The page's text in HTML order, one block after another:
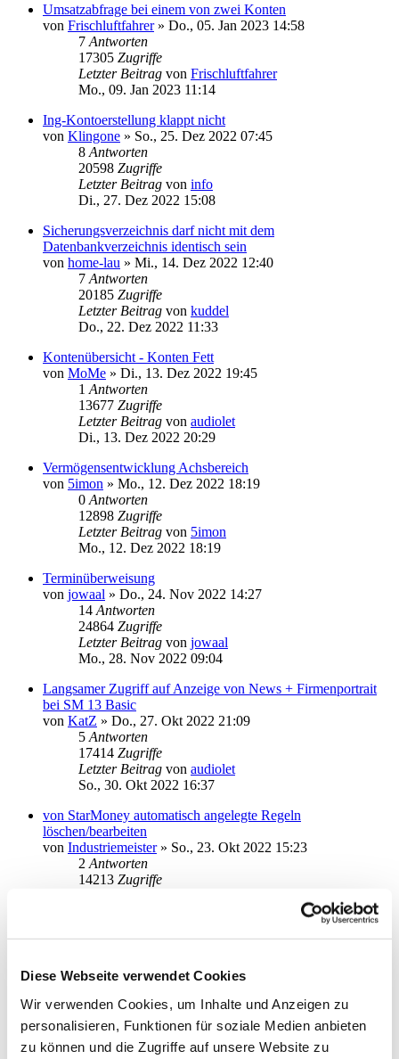
Diese Webseite verwendet Cookies
Wir verwenden Cookies, um Inhalte und Anzeigen zu
personalisieren, Funktionen für soziale Medien anbieten
zu können und die Zugriffe auf unsere Website zu
Umsatzabfrage bei einem von zwei Konten
von Frischluftfahrer» Do., 05. Jan 2023 14:58
7 Antworten
17305 Zugriffe
Letzter Beitrag von Frischluftfahrer
Mo., 09. Jan 2023 11:14
Ing-Kontoerstellung klappt nicht
von Klingone » So., 25. Dez 2022 07:45
8 Antworten
20598 Zugriffe
Letzter Beitrag von info
Di., 27. Dez 2022 15:08
Sicherungsverzeichnis darf nicht mit dem
Datenbankverzeichnis identisch sein
von home-lau » Mi., 14. Dez 2022 12:40
7 Antworten
20185 Zugriffe
Letzter Beitrag von kuddel
Do., 22. Dez 2022 11:33
Kontenübersicht - Konten Fett
von MoMe » Di., 13. Dez 2022 19:45
1 Antworten
13677 Zugriffe
Letzter Beitrag von audiolet
Di., 13. Dez 2022 20:29
Vermögensentwicklung Achsbereich
von 5imon » Mo., 12. Dez 2022 18:19
0 Antworten
12898 Zugriffe
Letzter Beitrag von 5imon
Mo., 12. Dez 2022 18:19
Terminüberweisung
von jowaal » Do., 24. Nov 2022 14:27
14 Antworten
24864 Zugriffe
Letzter Beitrag von jowaal
Mo., 28. Nov 2022 09:04
Langsamer Zugriff auf Anzeige von News + Firmenportrait
bei SM 13 Basic
von KatZ » Do., 27. Okt 2022 21:09
5 Antworten
17414 Zugriffe
Letzter Beitrag von audiolet
So., 30. Okt 2022 16:37
von StarMoney automatisch angelegte Regeln
löschen/bearbeiten
von Industriemeister» So., 23. Okt 2022 15:23
2 Antworten
14213 Zugriffe
Vorhandene Regeln werden nicht immer angewendet
1Antworten
Letzter BeitragvonTollimolli2
Mo., 10. Okt 2022 13:01
Unterkonten weg seit 12B->13B ?